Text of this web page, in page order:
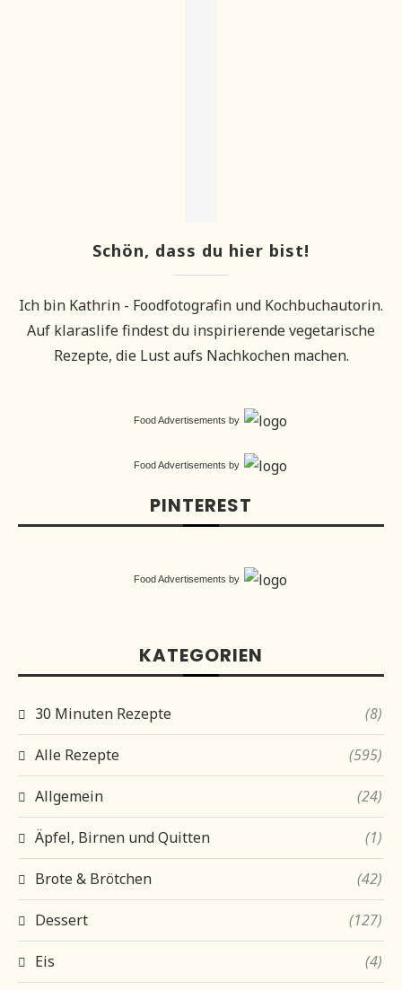
Schön, dass du hier bist!
Ich bin Kathrin - Foodfotografin und Kochbuchautorin.
Auf klaraslife findest du inspirierende vegetarische
Rezepte, die Lust aufs Nachkochen machen.
Food Advertisements by
Food Advertisements by
PINTEREST
Food Advertisements by
KATEGORIEN
30 Minuten Rezepte (8)
Alle Rezepte (595)
Allgemein (24)
Äpfel, Birnen und Quitten (1)
Brote & Brötchen (42)
Dessert (127)
Eis (4)